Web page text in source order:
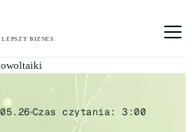
LEPSZY BIZNES
Czas czytania:3:00